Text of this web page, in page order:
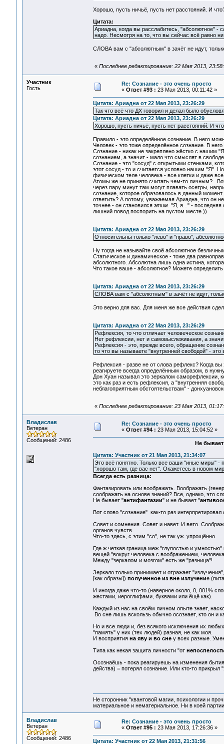
Хорошо, пусть ничьё, пусть нет расстояний. И
Цитата:
Ариадна, когда вы расслабитесь, "абсолютное"
надо. Несмотря на то, что вы сейчас всё равно
СЛОВА вам с "абсолютным" в зачёт не идут,
« Последнее редактирование: 22 Мая 2013,
Участник
Гость
Re: Сознание - это очень просто
« Ответ #93 : 23 Мая 2013, 00:11:42 »
Цитата: Ариадна от 22 Мая 2013, 23:26:29
Так что всё что ДХ говорил и делал было
Цитата: Ариадна от 22 Мая 2013, 23:26:29
Хорошо, пусть ничьё, пусть нет расстояний. И
Правило - это определённое сознание. В него
Человек - это тоже определённое сознание. В
Сознание - никак не закреплено жёстко с нашим
сознанием, а значит - мало что смыслят в
Сознание - это "сосуд" с открытыми стенками,
этот сосуд - то и считается условно нашим "Я".
физическом теле человека - все клетки и даже
Атомы же не принято считать чем-то личным?..
через пару минут там могут плавать осетры,
сознание, которое образовалось в данный
ответить? А потому, уважаемая Ариадна, что он
точнее - он становился этим. "Я, я..." - последняя
лишний повод поспорить на пустом месте.))
Цитата: Ариадна от 22 Мая 2013, 23:26:29
Относительны только "лево" и "право",
Ну тогда не называйте своё абсолютное
Статическое и динамическое - тоже два
абсолютного. Абсолютна лишь одна истина,
Что такое ваше - абсолютное? Можете
Цитата: Ариадна от 22 Мая 2013, 23:26:29
СЛОВА вам с "абсолютным" в зачёт не идут,
Это верно для вас. Для меня же все действия
Цитата: Ариадна от 22 Мая 2013, 23:26:29
Рефлексия, то что отличает человеческое
Нет рефлексии, нет и самовыслеживания, а
Рефлексия - это, прежде всего, обращение
то что вы называете "внутренней свободой" - это
Рефлексия - разве не от слова рефлекс? Когда
реагируете всегда определённым образом, в
Дон Хуан называл это зеркалом саморефлексии,
это как раз и есть рефлексия, а "внутренняя
неблагоприятным обстоятельствам" -
« Последнее редактирование: 23 Мая 2013,
Владислав
Ветеран
Сообщений: 2486
Re: Сознание - это очень просто
« Ответ #94 : 23 Мая 2013, 15:04:52 »
Не
Цитата: Участник от 21 Мая 2013, 21:34:07
Это всё понятно. Только все ваши "иные миры" -
"хорошо там, где вас нет". Окажетесь в новом
Всегда есть разница:
Фантазировать или воображать. Воображать
соображать на основе знаний? Все, однако, это
Не бывает "антифантазии" и не бывает "
Вот слово "сознание" как-то раз
Совет и сомнения. Совет и навет. И вето.
органов чувств.
Что-то здесь, с этим "со", не так уж упрощённо.
Где ж четкая граница меж "глупостью и
вещей "вокруг человека с воображением,
Между "зеркалом и мозгом" есть же "разница"!
Зеркало только принимает и отражает
[как образы]) полученное из вне излучение
И иногда даже что-то (наверное около, 0, 001%
жестами, иероглифами, буквами или ёщё как).
Каждый из нас на своём личном опыте знает,
Во сне лишь вскользь обычно осознает, кто он и
Но и все люди и, без всякого исключения их
"память" у них (тех людей) разная, не как моя.
И восприятия на яву и во снеу всех разные.
Типа как некая защита личности "от
Осознаёшь - пока реагируешь на изменения
действа) = потерял сознание. Или кто-то
Не сторонник "квантовой магии, психологии и
материальное и нематериальное. Ни в коей
Владислав
Ветеран
Сообщений: 2486
Re: Сознание - это очень просто
« Ответ #95 : 23 Мая 2013, 17:26:36 »
Цитата: Участник от 22 Мая 2013, 21:31:56